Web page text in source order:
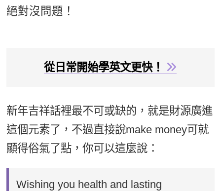
絕對沒問題！
從日常開始學英文更快！
新年吉祥話裡最不可或缺的，就是財源廣進
這個元素了，不過直接說make money可就
顯得俗氣了點，你可以這麼說：
Wishing you health and lasting